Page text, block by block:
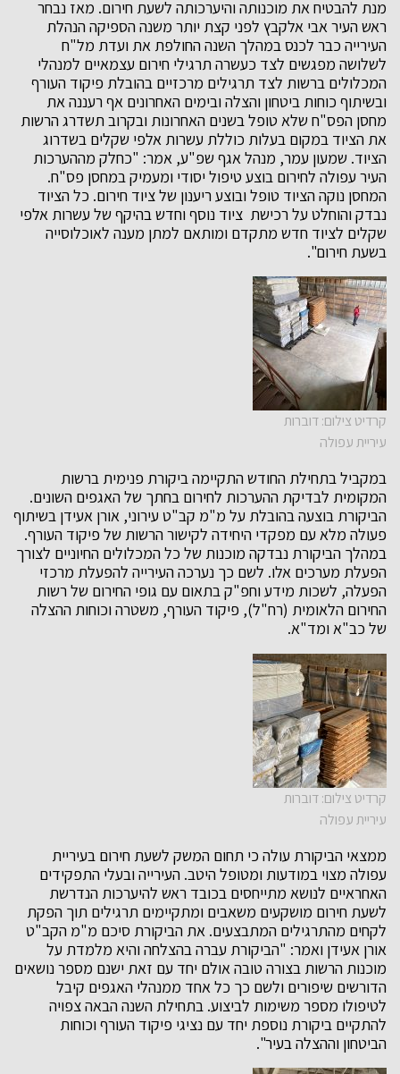
מנת להבטיח את מוכנותה והיערכותה לשעת חירום. מאז נבחר
ראש העיר אבי אלקבץ לפני קצת יותר משנה הספיקה הנהלת
העירייה כבר לכנס במהלך השנה החולפת את ועדת מל"ח
לשלושה מפגשים לצד כעשרה תרגילי חירום עצמאיים למנהלי
המכלולים ברשות לצד תרגילים מרכזיים בהובלת פיקוד העורף
ובשיתוף כוחות ביטחון והצלה ובימים האחרונים אף רעננה את
מחסן הפס"ח שלא טופל בשנים האחרונות ובקרוב תשדרג הרשות
את הציוד במקום בעלות כוללת עשרות אלפי שקלים בשדרוג
הציוד. שמעון עמר, מנהל אגף שפ"ע, אמר: "כחלק מההערכות
העיר עפולה לחירום בוצע טיפול יסודי ומעמיק במחסן פס"ח.
המחסן נוקה הציוד טופל ובוצע ריענון של ציוד חירום. כל הציוד
נבדק והוחלט על רכישת ציוד נוסף וחדש בהיקף של עשרות אלפי
שקלים לציוד חדש מתקדם ומותאם למתן מענה לאוכלוסייה
בשעת חירום".
קרדיט צילום: דוברות
עיריית עפולה
במקביל בתחילת החודש התקיימה ביקורת פנימית ברשות
המקומית לבדיקת ההערכות לחירום בחתך של האגפים השונים.
הביקורת בוצעה בהובלת על מ"מ קב"ט עירוני, אורן אעידן בשיתוף
פעולה מלא עם מפקדי היחידה לקישור הרשות של פיקוד העורף.
במהלך הביקורת נבדקה מוכנות של כל המכלולים החיוניים לצורך
הפעלת מערכים אלו. לשם כך נערכה העירייה להפעלת מרכזי
הפעלה, לשכות מידע וחפ"ק בתאום עם גופי החירום של רשות
החירום הלאומית (רח"ל), פיקוד העורף, משטרה וכוחות ההצלה
של כב"א ומד"א.
קרדיט צילום: דוברות
עיריית עפולה
ממצאי הביקורת עולה כי תחום המשק לשעת חירום בעיריית
עפולה מצוי במודעות ומטופל היטב. העירייה ובעלי התפקידים
האחראיים לנושא מתייחסים בכובד ראש להיערכות הנדרשת
לשעת חירום מושקעים משאבים ומתקיימים תרגילים תוך הפקת
לקחים מהתרגילים המתבצעים. את הביקורת סיכם מ"מ הקב"ט
אורן אעידן ואמר: "הביקורת עברה בהצלחה והיא מלמדת על
מוכנות הרשות בצורה טובה אולם יחד עם זאת ישנם מספר נושאים
הדורשים שיפורים ולשם כך כל אחד ממנהלי האגפים קיבל
לטיפולו מספר משימות לביצוע. בתחילת השנה הבאה צפויה
להתקיים ביקורת נוספת יחד עם נציגי פיקוד העורף וכוחות
הביטחון וההצלה בעיר".